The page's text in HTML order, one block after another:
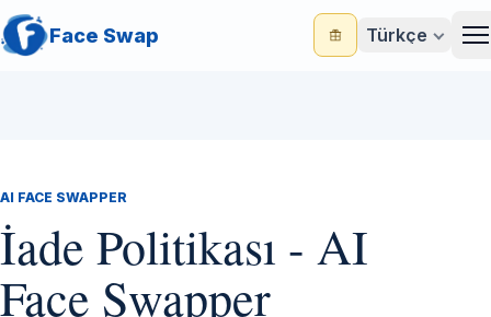
Face Swap Türkçe
AI FACE SWAPPER
İade Politikası - AI
Face Swapper